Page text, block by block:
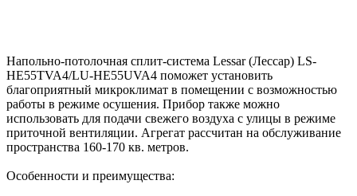
Напольно-потолочная сплит-система Lessar (Лессар) LS-
HE55TVA4/LU-HE55UVA4 поможет установить
благоприятный микроклимат в помещении с возможностью
работы в режиме осушения. Прибор также можно
использовать для подачи свежего воздуха с улицы в режиме
приточной вентиляции. Агрегат рассчитан на обслуживание
пространства 160-170 кв. метров.
Особенности и преимущества: